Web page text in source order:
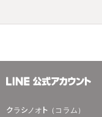
クラシノオト（コラム）